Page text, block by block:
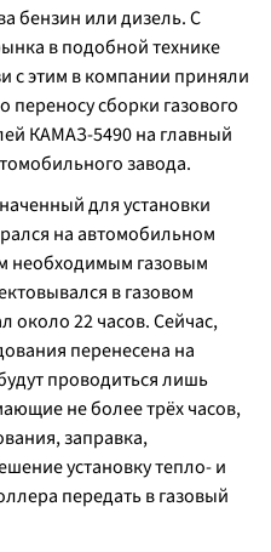
бензин или дизель. С
в подобной технике
с этим в компании приняли
сборки газового
КАМАЗ-5490 на главный
завода.
для установки
на автомобильном
необходимым газовым
в газовом
около 22 часов. Сейчас,
перенесена на
проводиться лишь
не более трёх часов,
заправка,
установку тепло- и
передать в газовый